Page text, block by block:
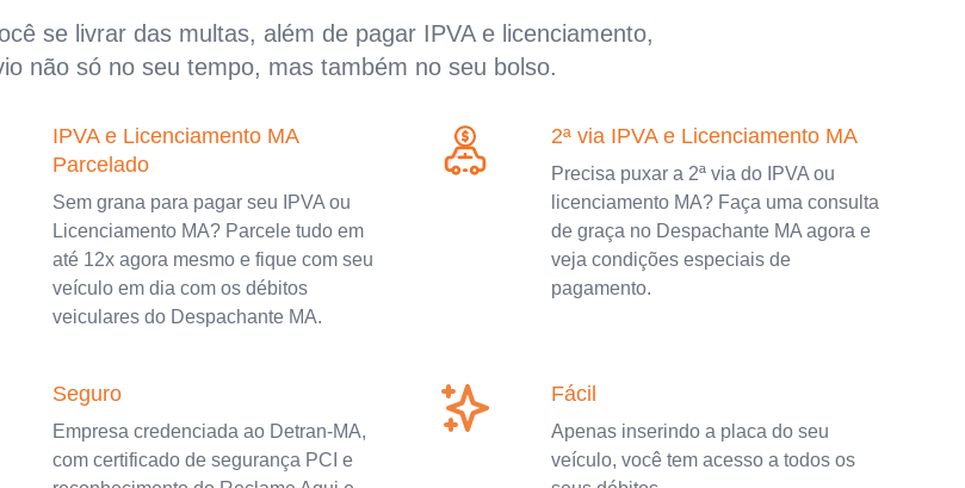
se livrar das multas, além de pagar IPVA e licenciamento,
não só no seu tempo, mas também no seu bolso.
IPVA e Licenciamento MA
Parcelado
Sem grana para pagar seu IPVA ou
Licenciamento MA? Parcele tudo em
até 12x agora mesmo e fique com seu
veículo em dia com os débitos
veiculares do Despachante MA.
2ª via IPVA e Licenciamento MA
Precisa puxar a 2ª via do IPVA ou
licenciamento MA? Faça uma consulta
de graça no Despachante MA agora e
veja condições especiais de
pagamento.
Seguro
Empresa credenciada ao Detran-MA,
com certificado de segurança PCI e
Fácil
Apenas inserindo a placa do seu
veículo, você tem acesso a todos os